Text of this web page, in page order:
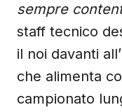
sempre
staff tecnico
il noi davanti
che alimenta
campionato